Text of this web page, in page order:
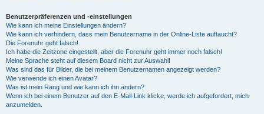
Benutzerpräferenzen und -einstellungen
Wie kann ich meine Einstellungen ändern?
Wie kann ich verhindern, dass mein Benutzername in der Online-Liste auftaucht?
Die Forenuhr geht falsch!
Ich habe die Zeitzone eingestellt, aber die Forenuhr geht immer noch falsch!
Meine Sprache steht auf diesem Board nicht zur Auswahl!
Was sind das für Bilder, die bei meinem Benutzernamen angezeigt werden?
Wie verwende ich einen Avatar?
Was ist mein Rang und wie kann ich ihn ändern?
Wenn ich bei einem Benutzer auf den E-Mail-Link klicke, werde ich aufgefordert, mich
anzumelden.